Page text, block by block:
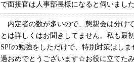
で面接官は人事部長様になると伺いまし
内定者の数が多いので、懇親会は分け
とは詳しくはお聞きしてません。私も最
SPIの勉強をしただけで、特別対策はし
過おめでとうございます☆お役に立てた